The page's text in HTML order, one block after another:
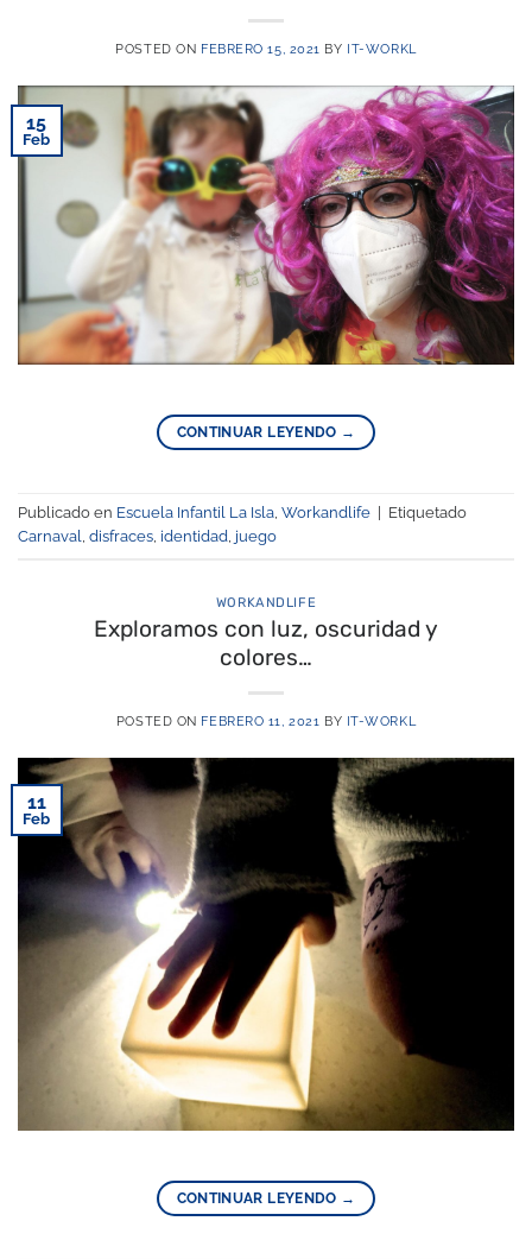
POSTED ON FEBRERO 15, 2021 BY IT-WORKL
15
Feb
CONTINUAR LEYENDO →
Publicado en Escuela Infantil La Isla, Workandlife
Etiquetado
Carnaval, disfraces, identidad, juego
WORKANDLIFE
Exploramos con luz, oscuridad y
colores…
POSTED ON FEBRERO 11, 2021 BY IT-WORKL
11
Feb
CONTINUAR LEYENDO →